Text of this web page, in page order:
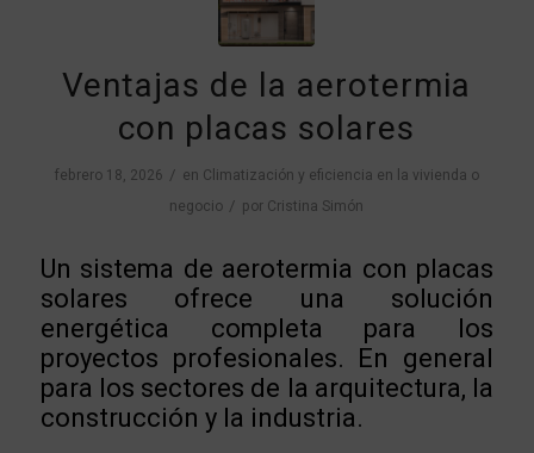
Ventajas de la aerotermia
con placas solares
febrero 18, 2026 / en Climatización y eficiencia en la vivienda o
negocio / por Cristina Simón
Un sistema de aerotermia con placas
solares ofrece una solución
energética completa para los
proyectos profesionales. En general
para los sectores de la arquitectura, la
construcción y la industria.